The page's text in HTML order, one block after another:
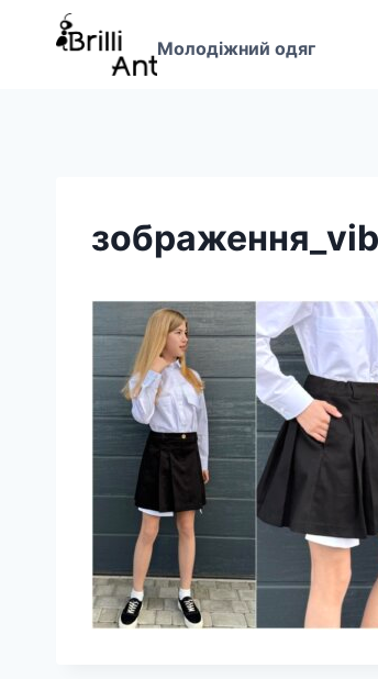
Перейти
Молодіжний одяг